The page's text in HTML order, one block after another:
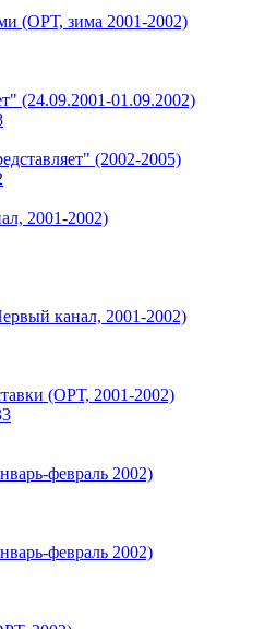
(ОРТ, зима 2001-2002)
(24.09.2001-01.09.2002)
(2002-2005)
2001-2002)
канал, 2001-2002)
(ОРТ, 2001-2002)
февраль 2002)
февраль 2002)